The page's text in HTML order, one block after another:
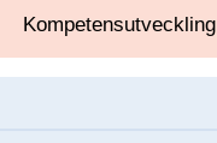
Kompetensutveckling